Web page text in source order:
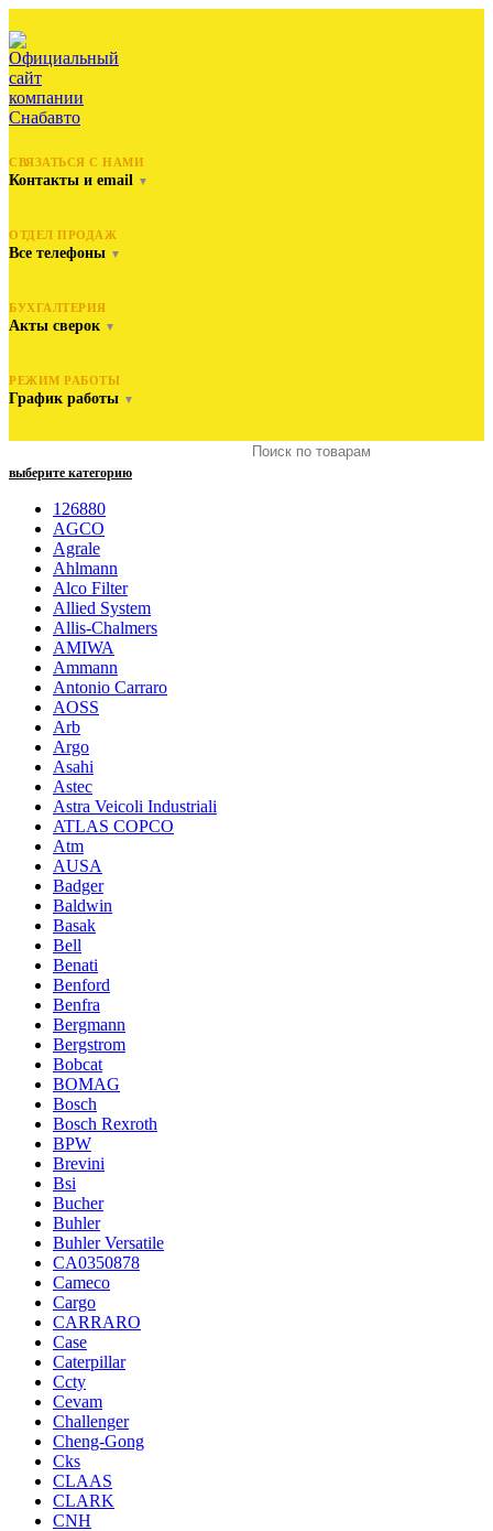
СВЯЗАТЬСЯ С НАМИ
Контакты и email ▼
ОТДЕЛ ПРОДАЖ
Все телефоны ▼
БУХГАЛТЕРИЯ
Акты сверок ▼
РЕЖИМ РАБОТЫ
График работы ▼
выберите категорию
126880
AGCO
Agrale
Ahlmann
Alco Filter
Allied System
Allis-Chalmers
AMIWA
Ammann
Antonio Carraro
AOSS
Arb
Argo
Asahi
Astec
Astra Veicoli Industriali
ATLAS COPCO
Atm
AUSA
Badger
Baldwin
Basak
Bell
Benati
Benford
Benfra
Bergmann
Bergstrom
Bobcat
BOMAG
Bosch
Bosch Rexroth
BPW
Brevini
Bsi
Bucher
Buhler
Buhler Versatile
CA0350878
Cameco
Cargo
CARRARO
Case
Caterpillar
Ccty
Cevam
Challenger
Cheng-Gong
Cks
CLAAS
CLARK
CNH